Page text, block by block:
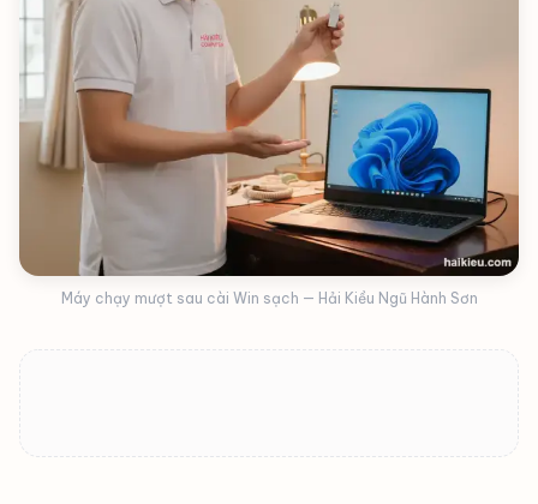
Máy chạy mượt sau cài Win sạch — Hải Kiều Ngũ Hành Sơn